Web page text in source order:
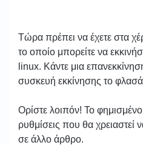
Τώρα πρέπει να έχετε στα
το οποίο μπορείτε να
linux. Κάντε μια
συσκευή εκκίνησης το
Ορίστε λοιπόν! Το
ρυθμίσεις που θα χρειαστεί
σε άλλο άρθρο.